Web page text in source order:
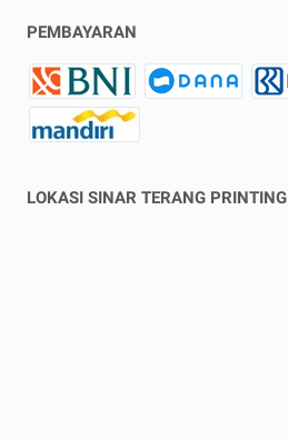
PEMBAYARAN
LOKASI SINAR TERANG PRINTING